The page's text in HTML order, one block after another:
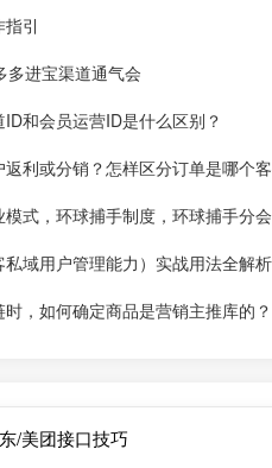
引
多进宝渠道通气会
和会员运营ID是什么区别？
利或分销？怎样区分订单是哪个
式，环球捕手制度，环球捕手分
域用户管理能力）实战用法全解
，如何确定商品是营销主推库的？
/美团接口技巧